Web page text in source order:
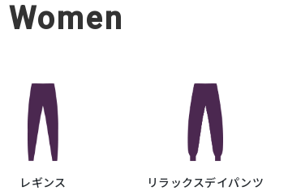
Women
レギンス リラックスデイパンツ